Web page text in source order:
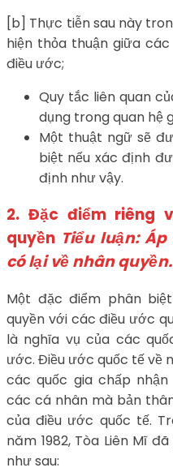
[b] Thực tiễn sau này
hiện thỏa thuận giữa
điều ước;
Quy tắc liên quan
dụng trong quan hệ
Một thuật ngữ sẽ
biệt nếu xác định
định như vậy.
2. Đặc điểm riêng
quyền Tiểu luận:
có lại về nhân quyền.
Một đặc điểm phân
quyền với các điều ước
là nghĩa vụ của các
ước. Điều ước quốc tế về
các quốc gia chấp
các cá nhân mà bản
của điều ước quốc tế.
năm 1982, Tòa Liên Mĩ
như sau: